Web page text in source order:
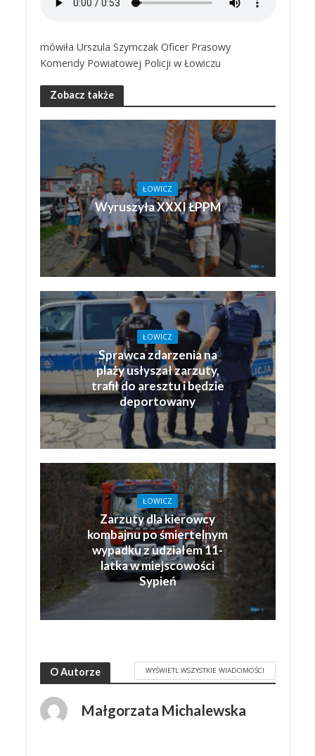
mówiła Urszula Szymczak Oficer Prasowy
Komendy Powiatowej Policji w Łowiczu
Zobacz także
ŁOWICZ
Wyruszyła XXXI ŁPPM
ŁOWICZ
Sprawca zdarzenia na
plaży usłyszał zarzuty,
trafił do aresztu i będzie
deportowany
ŁOWICZ
Zarzuty dla kierowcy
kombajnu po śmiertelnym
wypadku z udziałem 11-
latka w miejscowości
Sypień
O Autorze WYŚWIETL WSZYSTKIE WIADOMOŚCI
Małgorzata Michalewska